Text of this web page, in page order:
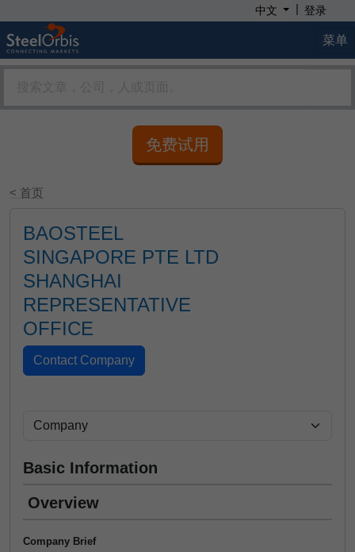
中文 | 登录
菜单
免费试用
< 首页
BAOSTEEL
SINGAPORE PTE LTD
SHANGHAI
REPRESENTATIVE
OFFICE
Basic Information
Overview
Company Brief